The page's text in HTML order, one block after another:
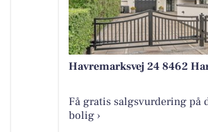
Havremarksvej 24 8462
Få gratis salgsvurdering på
bolig ›